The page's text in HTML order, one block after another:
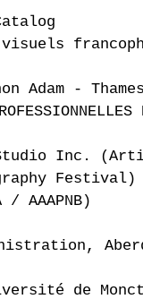
Adam -
Inc.
Festival)
AAAPNB)
de